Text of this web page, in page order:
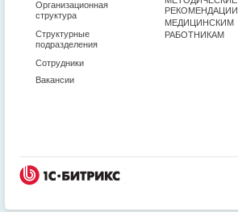
Организационная
структура
Структурные
подразделения
Сотрудники
Вакансии
РЕКОМЕНДАЦИИ
МЕДИЦИНСКИМ
РАБОТНИКАМ